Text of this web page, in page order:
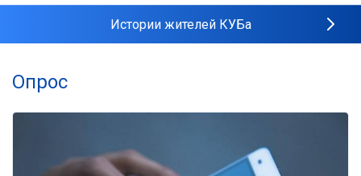
Истории жителей КУБа
Опрос